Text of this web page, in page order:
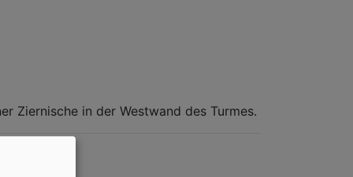
Ziernische in der Westwand des Turmes.